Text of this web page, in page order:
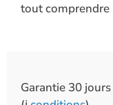
tout comprendre
Garantie 30 jours